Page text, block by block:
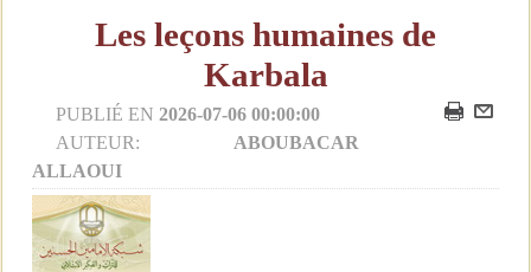
Les leçons humaines de
Karbala
PUBLIÉ EN 2026-07-06 00:00:00
AUTEUR:
ABOUBACAR
ALLAOUI